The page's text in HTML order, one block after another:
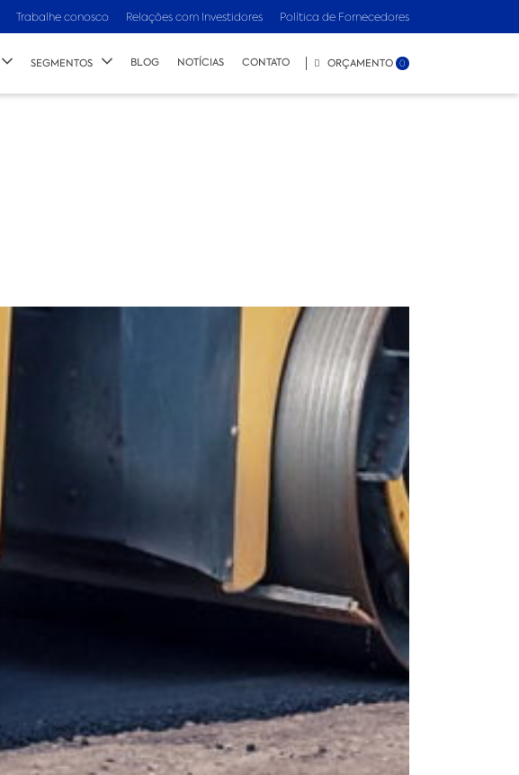
Trabalhe conosco Relações com Investidores Política de Fornecedores
SEGMENTOS BLOG NOTÍCIAS CONTATO ORÇAMENTO 0